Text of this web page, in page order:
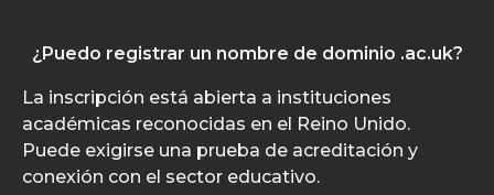
¿Puedo registrar un nombre de dominio .ac.uk?
La inscripción está abierta a instituciones
académicas reconocidas en el Reino Unido.
Puede exigirse una prueba de acreditación y
conexión con el sector educativo.